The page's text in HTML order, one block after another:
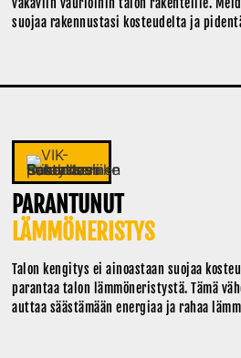
suojaa rakennustasi kosteudelta ja
PARANTUNUT
LÄMMÖNERISTYS
Talon kengitys ei ainoastaan suojaa
parantaa talon lämmöneristystä. Tämä
auttaa säästämään energiaa ja rahaa